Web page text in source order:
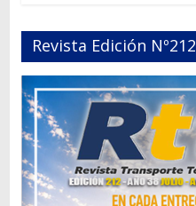
Revista Edición Nº212